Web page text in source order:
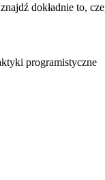
dokładnie to,
programistyczne